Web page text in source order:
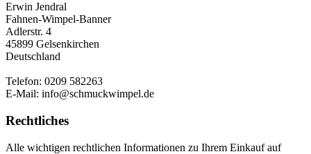
Erwin Jendral
Fahnen-Wimpel-Banner
Adlerstr. 4
45899 Gelsenkirchen
Deutschland
Telefon: 0209 582263
E-Mail: info@schmuckwimpel.de
Rechtliches
Alle wichtigen rechtlichen Informationen zu Ihrem Einkauf auf